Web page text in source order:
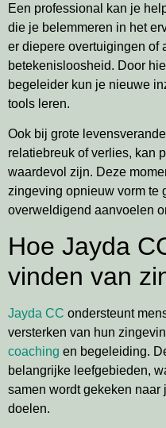
Een professional kan je
die je belemmeren in het
er diepere overtuigingen of
betekenisloosheid. Door
begeleider kun je nieuwe
tools leren.
Ook bij grote
relatiebreuk of verlies, kan
waardevol zijn. Deze
zingeving opnieuw vorm te
overweldigend aanvoelen
Hoe Jayda
vinden van
Jayda CC ondersteunt
versterken van hun
coaching en begeleiding.
belangrijke leefgebieden,
samen wordt gekeken
doelen.